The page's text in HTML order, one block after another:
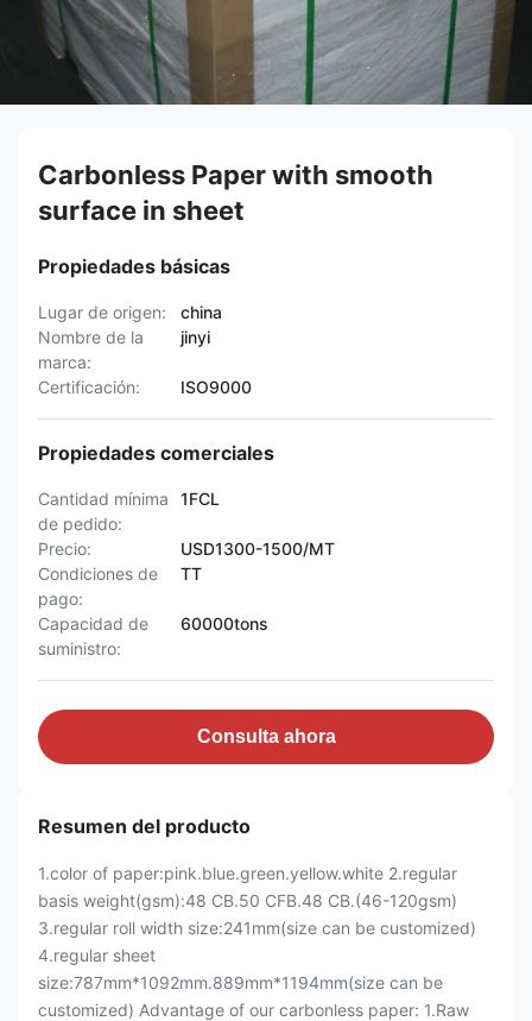
Carbonless Paper with smooth
surface in sheet
Propiedades básicas
Lugar de origen:
china
Nombre de la
marca:
jinyi
Certificación: ISO9000
Propiedades comerciales
Cantidad mínima
de pedido:
1FCL
Precio:
USD1300-1500/MT
Condiciones de
pago:
TT
Capacidad de
suministro:
60000tons
Consulta ahora
Resumen del producto
1.color of paper:pink.blue.green.yellow.white 2.regular
basis weight(gsm):48 CB.50 CFB.48 CB.(46-120gsm)
3.regular roll width size:241mm(size can be customized)
4.regular sheet
size:787mm*1092mm.889mm*1194mm(size can be
customized) Advantage of our carbonless paper: 1.Raw